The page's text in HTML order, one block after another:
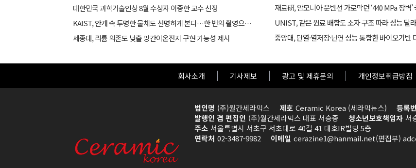
대한민국 과학기술인상 8월 수상자 이종한 교수 선정
KAIST, 안개 속 투명한 물체도 선명하게 본다…한 번의 촬영으로 복원​
세종대, 리튬 의존도 낮출 망간이온전지 구현 가능성 제시
재료硏, 암모니아 운반선 가로막던 ‘440 MPa 장벽
UNIST, 같은 원료 배합도 소자 구조 따라 성능 달
회사소개 기사제보 광고 및 제휴문의 개인정보취급방침
법인명 (주)월간세라믹스 제호 Ceramic Korea (세라믹뉴스) 등록
발행인 겸 편집인 (주)월간세라믹스 대표 서승종 청소년보호책임자 서
주소 서울특별시 서초구 서초대로 40길 41 대호IR빌딩 5층
연락처 02-3487-9982 이메일 cerazine1@hanmail.net(편집부)